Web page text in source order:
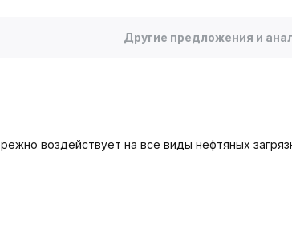
Другие предложения и
воздействует на все виды нефтяных